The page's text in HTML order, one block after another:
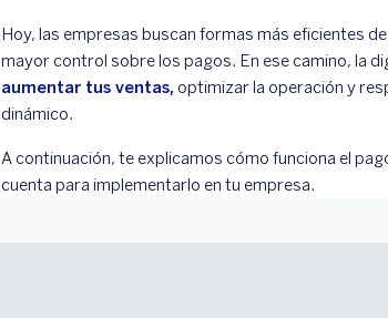
Hoy, las empresas buscan formas más eficientes
mayor control sobre los pagos. En ese camino, la
aumentar tus ventas, optimizar la operación y
dinámico.
A continuación, te explicamos cómo funciona el
cuenta para implementarlo en tu empresa.